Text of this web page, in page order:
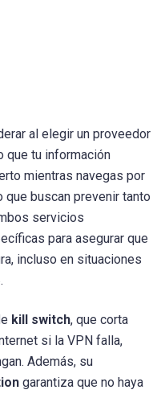
al elegir un proveedor
que tu información
mientras navegas por
buscan prevenir tanto
servicios
para asegurar que
incluso en situaciones
kill switch, que corta
si la VPN falla,
Además, su
garantiza que no haya